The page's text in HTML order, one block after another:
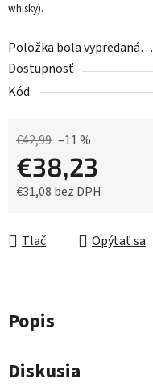
whisky).
Položka bola vypredaná…
Dostupnosť
Kód:
€42,99 –11 %
€38,23
€31,08 bez DPH
Tlač
Opýtať sa
Popis
Diskusia